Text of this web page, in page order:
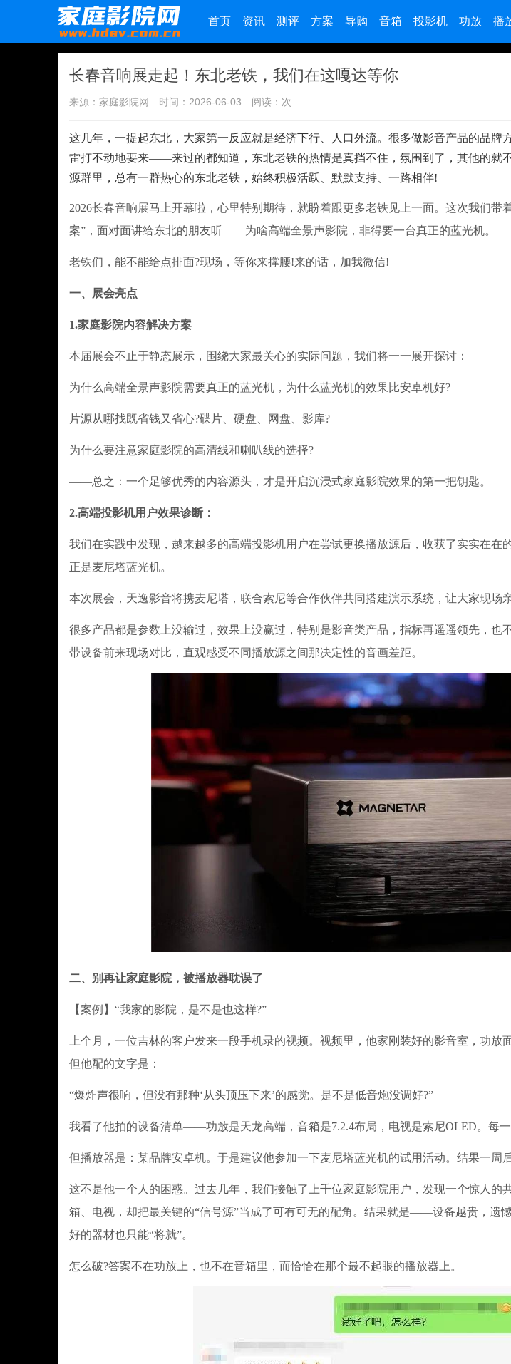
首页 资讯 测评 方案 导购 音箱 投影机 功放 播
长春音响展走起！东北老铁，我们在这嘎达等你
来源：家庭影院网 时间：2026-06-03 阅读： 次
这几年，一提起东北，大家第一反应就是经济下行、人口外流。很多做影音产品的品牌
雷打不动地要来——来过的都知道，东北老铁的热情是真挡不住，氛围到了，其他的就
源群里，总有一群热心的东北老铁，始终积极活跃、默默支持、一路相伴!
2026长春音响展马上开幕啦，心里特别期待，就盼着跟更多老铁见上一面。这次我们带
案”，面对面讲给东北的朋友听——为啥高端全景声影院，非得要一台真正的蓝光机。
老铁们，能不能给点排面?现场，等你来撑腰!来的话，加我微信!
一、展会亮点
1.家庭影院内容解决方案
本届展会不止于静态展示，围绕大家最关心的实际问题，我们将一一展开探讨：
为什么高端全景声影院需要真正的蓝光机，为什么蓝光机的效果比安卓机好?
片源从哪找既省钱又省心?碟片、硬盘、网盘、影库?
为什么要注意家庭影院的高清线和喇叭线的选择?
——总之：一个足够优秀的内容源头，才是开启沉浸式家庭影院效果的第一把钥匙。
2.高端投影机用户效果诊断：
我们在实践中发现，越来越多的高端投影机用户在尝试更换播放源后，收获了实实在
正是麦尼塔蓝光机。
本次展会，天逸影音将携麦尼塔，联合索尼等合作伙伴共同搭建演示系统，让大家现场
很多产品都是参数上没输过，效果上没赢过，特别是影音类产品，指标再遥遥领先，也
带设备前来现场对比，直观感受不同播放源之间那决定性的音画差距。
二、别再让家庭影院，被播放器耽误了
【案例】“我家的影院，是不是也这样?”
上个月，一位吉林的客户发来一段手机录的视频。视频里，他家刚装好的影音室，功放
但他配的文字是：
“爆炸声很响，但没有那种‘从头顶压下来’的感觉。是不是低音炮没调好?”
我看了他拍的设备清单——功放是天龙高端，音箱是7.2.4布局，电视是索尼OLED。每一
但播放器是：某品牌安卓机。于是建议他参加一下麦尼塔蓝光机的试用活动。结果一周
这不是他一个人的困惑。过去几年，我们接触了上千位家庭影院用户，发现一个惊人的
箱、电视，却把最关键的“信号源”当成了可有可无的配角。结果就是——设备越贵，遗
好的器材也只能“将就”。
怎么破?答案不在功放上，也不在音箱里，而恰恰在那个最不起眼的播放器上。